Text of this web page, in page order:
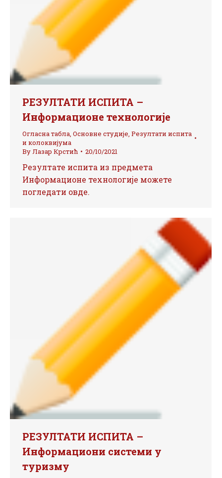
РЕЗУЛТАТИ ИСПИТА –
Информационе технологије
Огласна табла, Основне студије, Резултати испита
и колоквијума
ByЛазар Крстић 20/10/2021
Резултате испита из предмета
Информационе технологије можете
погледати овде.
РЕЗУЛТАТИ ИСПИТА –
Информациони системи у
туризму